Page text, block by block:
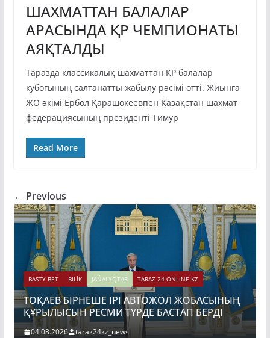
ШАХМАТТАН БАЛАЛАР
АРАСЫНДА ҚР ЧЕМПИОНАТЫ
АЯҚТАЛДЫ
Таразда классикалық шахматтан ҚР балалар
кубогының салтанатты жабылу рәсімі өтті. Жиынға
ЖО әкімі Ербол Қарашөкеевпен Қазақстан шахмат
федерациясының президенті Тимур
Read More
← Previous
BASTY BET BILİK JAŃALYQTAR TARAZ 24 ONLINE KZ
ТОҚАЕВ БІРНЕШЕ ІРІ АВТОЖОЛ ЖОБАСЫНЫҢ
ҚҰРЫЛЫСЫН РЕСМИ ТҮРДЕ БАСТАП БЕРДІ
04.08.2026 taraz24kz_news